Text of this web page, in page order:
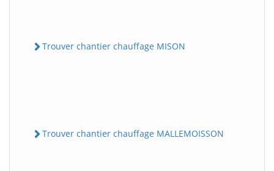
Trouver chantier chauffage MISON
Trouver chantier chauffage MALLEMOISSON